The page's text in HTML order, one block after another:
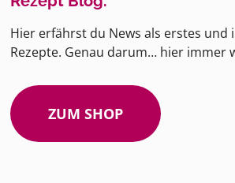
Hier erfährst du News als erstes und
Rezepte. Genau darum… hier immer
ZUM SHOP